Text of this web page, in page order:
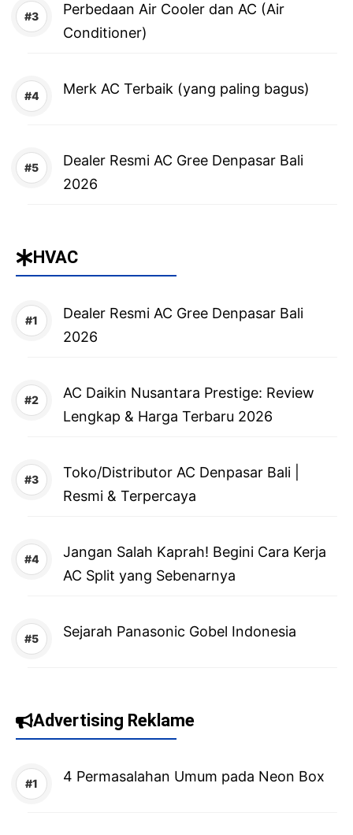
Perbedaan Air Cooler dan AC (Air
Conditioner)
Merk AC Terbaik (yang paling bagus)
Dealer Resmi AC Gree Denpasar Bali
2026
HVAC
Dealer Resmi AC Gree Denpasar Bali
2026
AC Daikin Nusantara Prestige: Review
Lengkap & Harga Terbaru 2026
Toko/Distributor AC Denpasar Bali |
Resmi & Terpercaya
Jangan Salah Kaprah! Begini Cara Kerja
AC Split yang Sebenarnya
Sejarah Panasonic Gobel Indonesia
Advertising Reklame
4 Permasalahan Umum pada Neon Box